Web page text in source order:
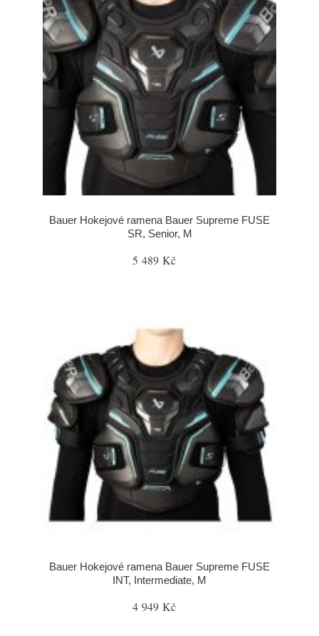
Bauer Hokejové ramena Bauer Supreme FUSE
SR, Senior, M
5 489 Kč
Bauer Hokejové ramena Bauer Supreme FUSE
INT, Intermediate, M
4 949 Kč